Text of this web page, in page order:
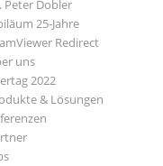
Peter Dobler
25-Jahre
Redirect
uns
2022
& Lösungen